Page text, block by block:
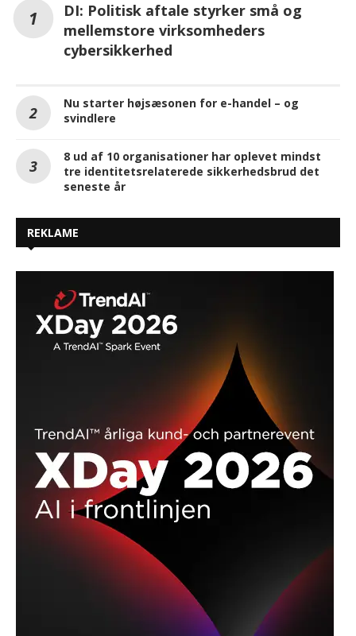
DI: Politisk aftale styrker små og
mellemstore virksomheders
cybersikkerhed
Nu starter højsæsonen for e-handel – og
svindlere
8 ud af 10 organisationer har oplevet mindst
tre identitetsrelaterede sikkerhedsbrud det
seneste år
REKLAME